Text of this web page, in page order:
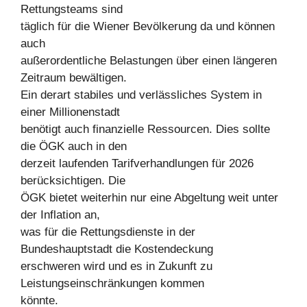
Rettungsteams sind
täglich für die Wiener Bevölkerung da und können
auch
außerordentliche Belastungen über einen längeren
Zeitraum bewältigen.
Ein derart stabiles und verlässliches System in
einer Millionenstadt
benötigt auch finanzielle Ressourcen. Dies sollte
die ÖGK auch in den
derzeit laufenden Tarifverhandlungen für 2026
berücksichtigen. Die
ÖGK bietet weiterhin nur eine Abgeltung weit unter
der Inflation an,
was für die Rettungsdienste in der
Bundeshauptstadt die Kostendeckung
erschweren wird und es in Zukunft zu
Leistungseinschränkungen kommen
könnte.